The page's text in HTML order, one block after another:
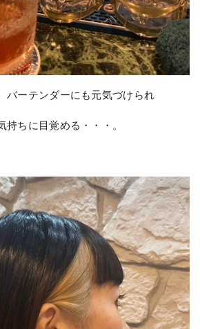
バーテンダーにも元気づけられ
持ちに目覚める・・・。